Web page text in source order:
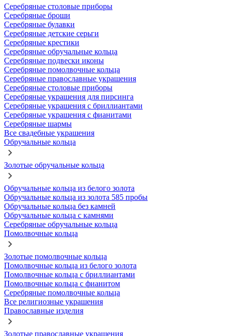
Серебряные столовые приборы
Серебряные броши
Серебряные булавки
Серебряные детские серьги
Серебряные крестики
Серебряные обручальные кольца
Серебряные подвески иконы
Серебряные помолвочные кольца
Серебряные православные украшения
Серебряные столовые приборы
Серебряные украшения для пирсинга
Серебряные украшения с бриллиантами
Серебряные украшения с фианитами
Серебряные шармы
Все свадебные украшения
Обручальные кольца
Золотые обручальные кольца
Обручальные кольца из белого золота
Обручальные кольца из золота 585 пробы
Обручальные кольца без камней
Обручальные кольца с камнями
Серебряные обручальные кольца
Помолвочные кольца
Золотые помолвочные кольца
Помолвочные кольца из белого золота
Помолвочные кольца с бриллиантами
Помолвочные кольца с фианитом
Серебряные помолвочные кольца
Все религиозные украшения
Православные изделия
Золотые православные украшения